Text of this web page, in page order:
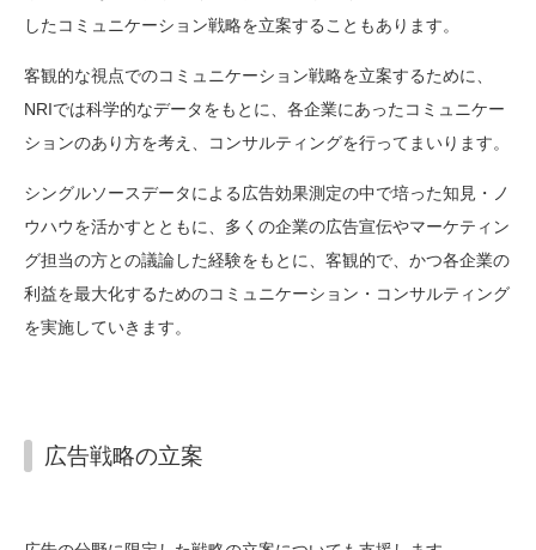
したコミュニケーション戦略を立案することもあります。
客観的な視点でのコミュニケーション戦略を立案するために、
NRIでは科学的なデータをもとに、各企業にあったコミュニケー
ションのあり方を考え、コンサルティングを行ってまいります。
シングルソースデータによる広告効果測定の中で培った知見・ノ
ウハウを活かすとともに、多くの企業の広告宣伝やマーケティン
グ担当の方との議論した経験をもとに、客観的で、かつ各企業の
利益を最大化するためのコミュニケーション・コンサルティング
を実施していきます。
広告戦略の立案